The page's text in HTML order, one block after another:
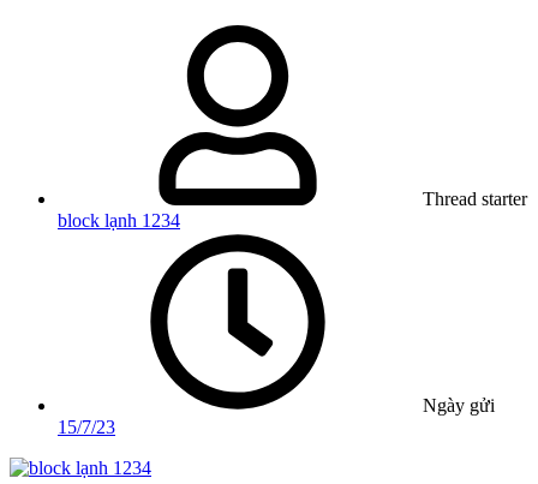
Thread starter
block lạnh 1234
Ngày gửi
15/7/23